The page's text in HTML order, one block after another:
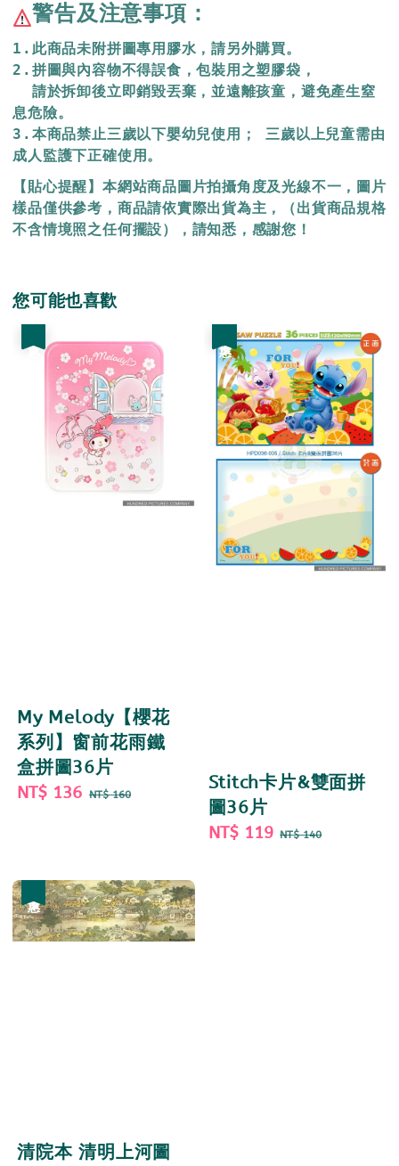
警告及注意事項：
1.此商品未附拼圖專用膠水，請另外購買。
2.拼圖與內容物不得誤食，包裝用之塑膠袋，
  請於拆卸後立即銷毀丟棄，
並遠離孩童，避免產生窒
息危險。
3.本商品禁止三歲以下嬰幼兒使用； 三歲以上兒童需由
成人監護下正確使用。
【貼心提醒】本網站商品圖片拍攝角度及光線不一，圖片
樣品僅供參考，商品請依實際出貨為主，（出貨商品規格
不含情境照之任何擺設），請知悉，感謝您！
您可能也喜歡
My Melody【櫻花
系列】窗前花雨鐵
盒拼圖36片
Sale
NT$ 136 Regular
NT$ 160
Stitch卡片&雙面拼
圖36片
Sale
NT$ 119 Regular
NT$ 140
清院本 清明上河圖